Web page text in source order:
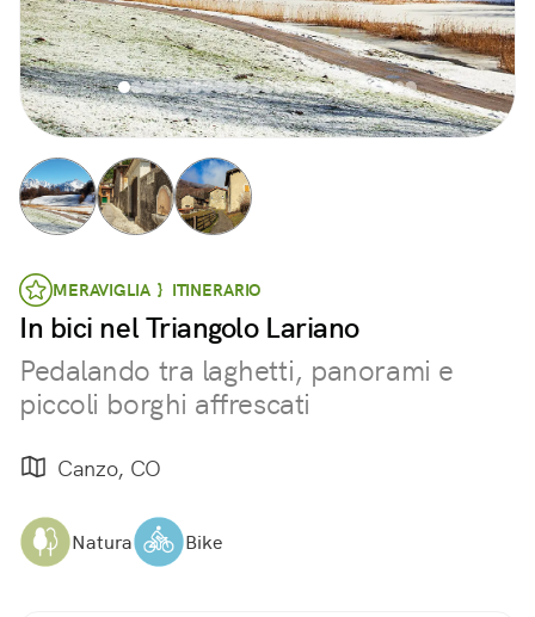
MERAVIGLIA } ITINERARIO
In bici nel Triangolo Lariano
Pedalando tra laghetti, panorami e
piccoli borghi affrescati
Canzo, CO
Natura Bike